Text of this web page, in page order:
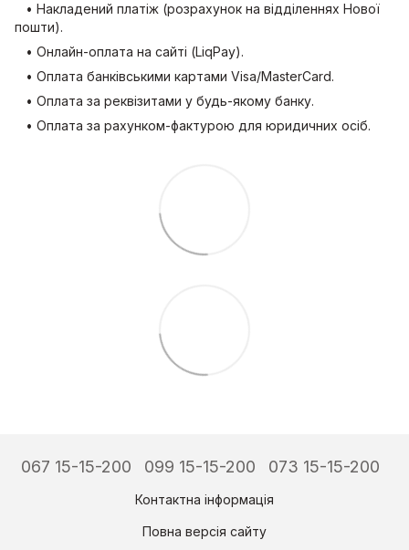
• Накладений платіж (розрахунок на відділеннях Нової
пошти).
• Онлайн-оплата на сайті (LiqPay).
• Оплата банківськими картами Visa/MasterCard.
• Оплата за реквізитами у будь-якому банку.
• Оплата за рахунком-фактурою для юридичних осіб.
067 15-15-200 099 15-15-200 073 15-15-200
Контактна інформація
Повна версія сайту